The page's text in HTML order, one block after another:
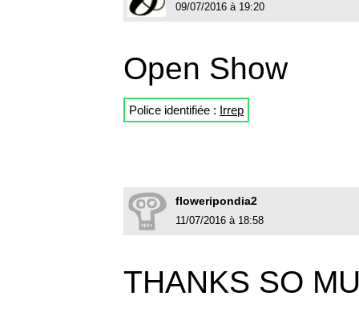
09/07/2016 à 19:20
Open Show
Police identifiée : Irrep
floweripondia2
11/07/2016 à 18:58
THANKS SO